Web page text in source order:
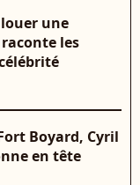
une
les
Boyard, Cyril
en tête